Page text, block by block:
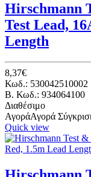
Hirschmann
Test Lead,
Length
8,37€
Κωδ.: 530042510002
B. Κωδ.: 934064100
Διαθέσιμο
ΑγοράΑγορά
Quick view